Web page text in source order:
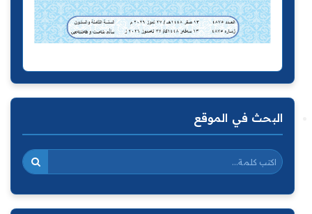
البحث في الموقع